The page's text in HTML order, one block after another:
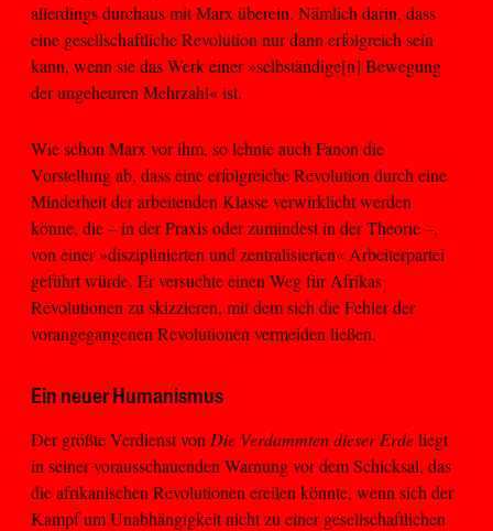
allerdings durchaus mit Marx überein. Nämlich darin, dass
eine gesellschaftliche Revolution nur dann erfolgreich sein
kann, wenn sie das Werk einer »selbständige[n] Bewegung
der ungeheuren Mehrzahl« ist.
Wie schon Marx vor ihm, so lehnte auch Fanon die
Vorstellung ab, dass eine erfolgreiche Revolution durch eine
Minderheit der arbeitenden Klasse verwirklicht werden
könne, die – in der Praxis oder zumindest in der Theorie –,
von einer »disziplinierten und zentralisierten« Arbeiterpartei
geführt würde. Er versuchte einen Weg für Afrikas
Revolutionen zu skizzieren, mit dem sich die Fehler der
vorangegangenen Revolutionen vermeiden ließen.
Ein neuer Humanismus
Der größte Verdienst von Die Verdammten dieser Erdeliegt
in seiner vorausschauenden Warnung vor dem Schicksal, das
die afrikanischen Revolutionen ereilen könnte, wenn sich der
Kampf um Unabhängigkeit nicht zu einer gesellschaftlichen